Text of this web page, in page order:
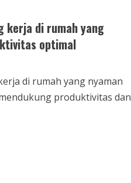
kerja di rumah yang
optimal
di rumah yang nyaman
produktivitas dan